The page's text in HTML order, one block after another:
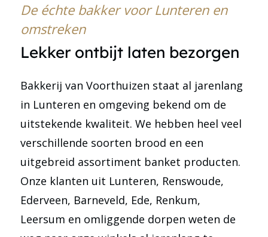
De échte bakker voor Lunteren en
omstreken
Lekker ontbijt laten bezorgen
Bakkerij van Voorthuizen staat al jarenlang
in Lunteren en omgeving bekend om de
uitstekende kwaliteit. We hebben heel veel
verschillende soorten brood en een
uitgebreid assortiment banket producten.
Onze klanten uit Lunteren, Renswoude,
Ederveen, Barneveld, Ede, Renkum,
Leersum en omliggende dorpen weten de